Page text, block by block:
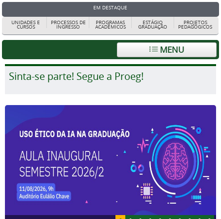
EM DESTAQUE
UNIDADES E
CURSOS
PROCESSOS DE
INGRESSO
PROGRAMAS
ACADÊMICOS
ESTÁGIO
GRADUAÇÃO
PROJETOS
PEDAGÓGICOS
MENU
Sinta-se parte! Segue a Proeg!